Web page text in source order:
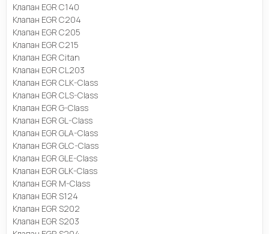
Клапан EGR C140
Клапан EGR C204
Клапан EGR C205
Клапан EGR C215
Клапан EGR Citan
Клапан EGR CL203
Клапан EGR CLK-Class
Клапан EGR CLS-Class
Клапан EGR G-Class
Клапан EGR GL-Class
Клапан EGR GLA-Class
Клапан EGR GLC-Class
Клапан EGR GLE-Class
Клапан EGR GLK-Class
Клапан EGR M-Class
Клапан EGR S124
Клапан EGR S202
Клапан EGR S203